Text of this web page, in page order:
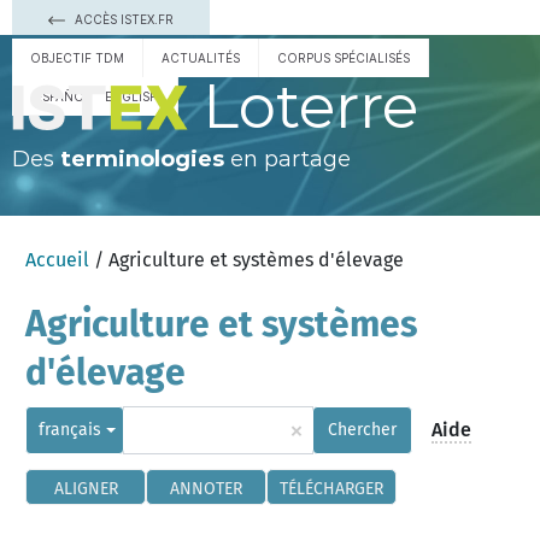
ACCÈS ISTEX.FR
OBJECTIF TDM ACTUALITÉS CORPUS SPÉCIALISÉS
ESPAÑOL ENGLISH Loterre
Des terminologies en partage
Accueil / Agriculture et systèmes d'élevage
Agriculture et systèmes
d'élevage
français × Chercher Aide
ALIGNER ANNOTER TÉLÉCHARGER